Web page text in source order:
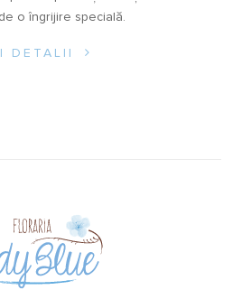
o îngrijire specială.
DETALII